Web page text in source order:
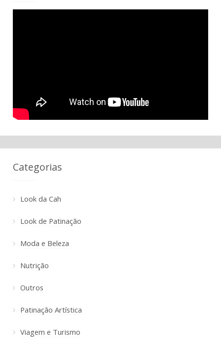
Categorias
Look da Cah
Look de Patinação
Moda e Beleza
Nutrição
Outros
Patinação Artística
Viagem e Turismo